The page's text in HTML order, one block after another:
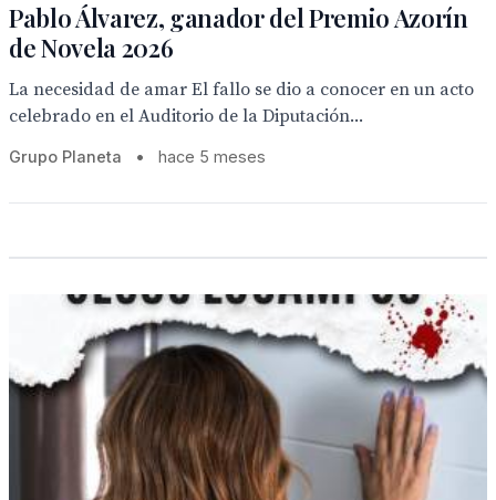
Pablo Álvarez, ganador del Premio Azorín
de Novela 2026
La necesidad de amar El fallo se dio a conocer en un acto
celebrado en el Auditorio de la Diputación...
Grupo Planeta • hace 5 meses